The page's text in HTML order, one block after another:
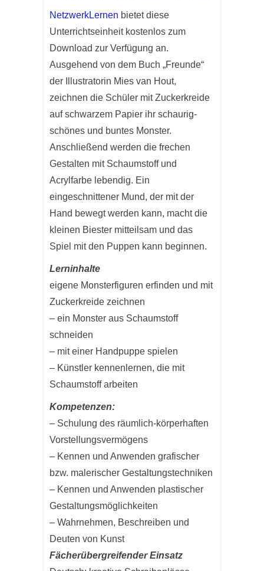
NetzwerkLernen bietet diese
Unterrichtseinheit kostenlos zum
Download zur Verfügung an.
Ausgehend von dem Buch „Freunde“
der Illustratorin Mies van Hout,
zeichnen die Schüler mit Zuckerkreide
auf schwarzem Papier ihr schaurig-
schönes und buntes Monster.
Anschließend werden die frechen
Gestalten mit Schaumstoff und
Acrylfarbe lebendig. Ein
eingeschnittener Mund, der mit der
Hand bewegt werden kann, macht die
kleinen Biester mitteilsam und das
Spiel mit den Puppen kann beginnen.
Lerninhalte
eigene Monsterfiguren erfinden und mit
Zuckerkreide zeichnen
– ein Monster aus Schaumstoff
schneiden
– mit einer Handpuppe spielen
– Künstler kennenlernen, die mit
Schaumstoff arbeiten
Kompetenzen:
– Schulung des räumlich-körperhaften
Vorstellungsvermögens
– Kennen und Anwenden grafischer
bzw. malerischer Gestaltungstechniken
– Kennen und Anwenden plastischer
Gestaltungsmöglichkeiten
– Wahrnehmen, Beschreiben und
Deuten von Kunst
Fächerübergreifender Einsatz